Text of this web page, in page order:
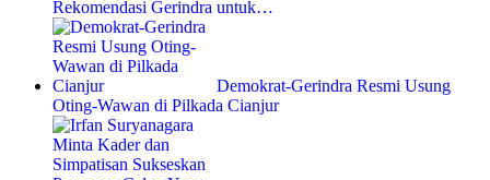
Rekomendasi Gerindra untuk…
Demokrat-Gerindra Resmi Usung
Oting-Wawan di Pilkada Cianjur